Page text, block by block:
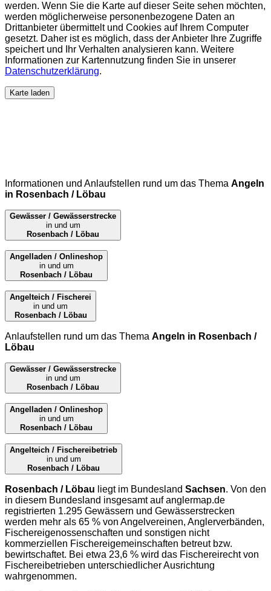
werden. Wenn Sie die Karte auf dieser Seite sehen möchten,
werden möglicherweise personenbezogene Daten an
Drittanbieter übermittelt und Cookies auf Ihrem Computer
gesetzt. Daher ist es möglich, dass der Anbieter Ihre Zugriffe
speichert und Ihr Verhalten analysieren kann. Weitere
Informationen zur Kartennutzung finden Sie in unserer
Datenschutzerklärung.
Karte laden
Informationen und Anlaufstellen rund um das Thema Angeln
in Rosenbach / Löbau
Gewässer / Gewässerstrecke
in und um
Rosenbach / Löbau
Angelladen / Onlineshop
in und um
Rosenbach / Löbau
Angelteich / Fischerei
in und um
Rosenbach / Löbau
Anlaufstellen rund um das Thema Angeln in Rosenbach /
Löbau
Gewässer / Gewässerstrecke
in und um
Rosenbach / Löbau
Angelladen / Onlineshop
in und um
Rosenbach / Löbau
Angelteich / Fischereibetrieb
in und um
Rosenbach / Löbau
Rosenbach / Löbau liegt im Bundesland Sachsen. Von den
in diesem Bundesland insgesamt aufanglermap.de
registrierten 1.295 Gewässern und Gewässerstrecken
werden mehr als 65 % von Angelvereinen, Anglerverbänden,
Fischereigenossenschaften und sonstigen nicht
kommerziellen Fischereigemeinschaften betreut bzw.
bewirtschaftet. Bei etwa 23,6 % wird das Fischereirecht von
Fischereibetrieben unterschiedlicher Ausrichtung
wahrgenommen.